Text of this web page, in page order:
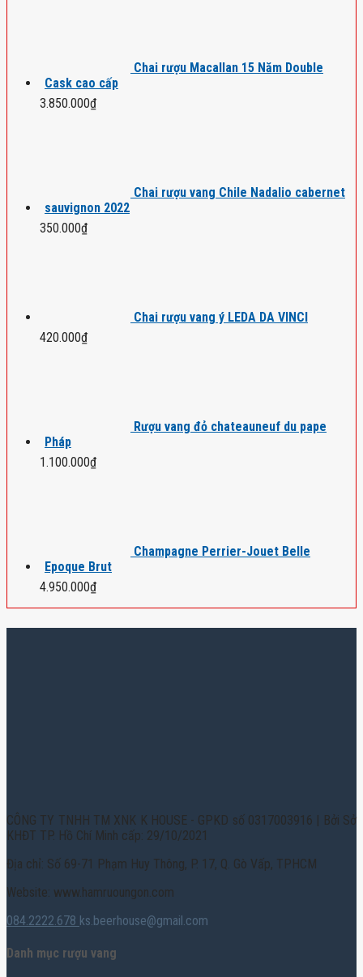
Chai rượu Macallan 15 Năm Double
Cask cao cấp
3.850.000₫
Chai rượu vang Chile Nadalio cabernet
sauvignon 2022
350.000₫
Chai rượu vang ý LEDA DA VINCI
420.000₫
Rượu vang đỏ chateauneuf du pape
Pháp
1.100.000₫
Champagne Perrier-Jouet Belle
Epoque Brut
4.950.000₫
CÔNG TY TNHH TM XNK K HOUSE - GPKD số 0317003916 | Bởi Sở
KHĐT TP. Hồ Chí Minh cấp: 29/10/2021
Địa chỉ: Số 69-71 Phạm Huy Thông, P. 17, Q. Gò Vấp, TPHCM
Website: www.hamruoungon.com
084.2222.678 ks.beerhouse@gmail.com
Danh mục rượu vang